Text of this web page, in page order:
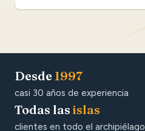
Desde 1997
casi 30 años de experiencia
Todas las islas
clientes en todo el archipiélago